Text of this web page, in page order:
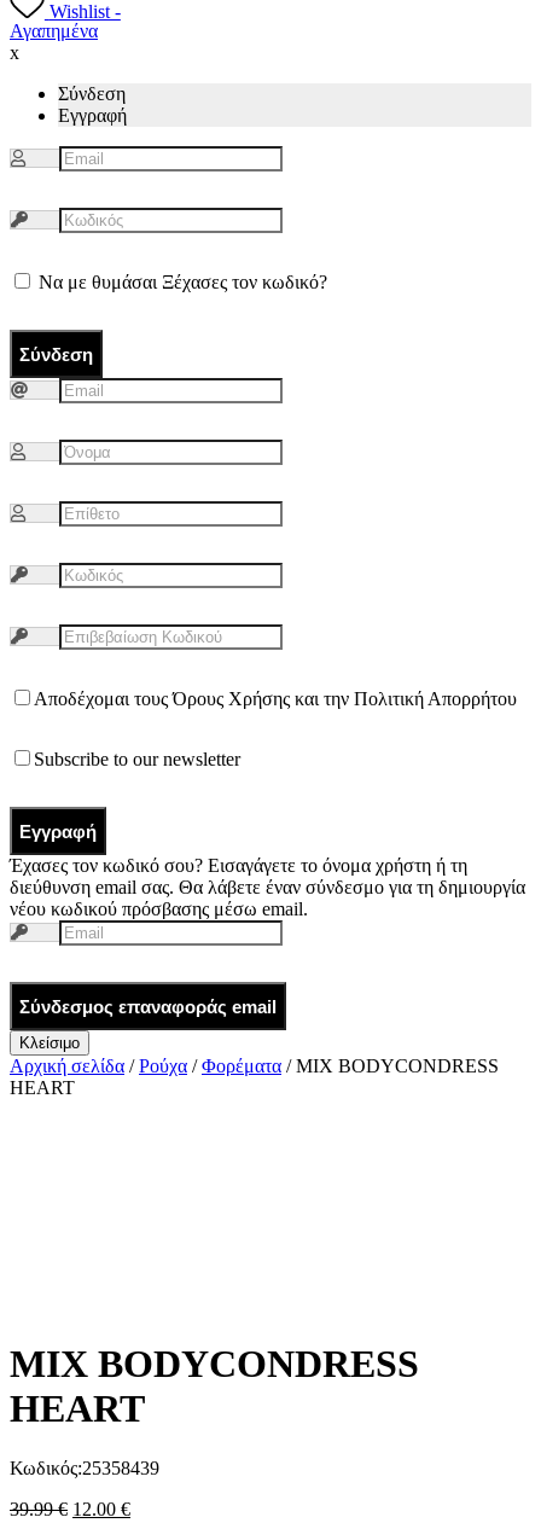
Wishlist -
Αγαπημένα
x
Σύνδεση
Εγγραφή
Να με θυμάσαι Ξέχασες τον κωδικό?
Σύνδεση
Αποδέχομαι τουςΌρους Χρήσης και την Πολιτική Απορρήτου
Subscribe to our newsletter
Εγγραφή
Έχασες τον κωδικό σου? Εισαγάγετε το όνομα χρήστη ή τη
διεύθυνση email σας. Θα λάβετε έναν σύνδεσμο για τη δημιουργία
νέου κωδικού πρόσβασης μέσω email.
Σύνδεσμος επαναφοράς email
Κλείσιμο
Αρχική σελίδα /Ρούχα /Φορέματα / MIX BODYCONDRESS
HEART
MIX BODYCONDRESS
HEART
Κωδικός:25358439
39.99€ 12.00 €